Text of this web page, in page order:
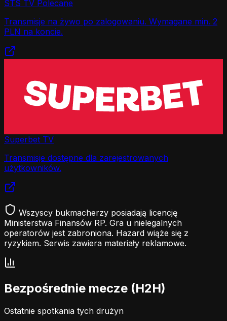
STS TV Polecane
Transmisje na żywo po zalogowaniu. Wymagane min. 2
PLN na koncie.
Superbet TV
Transmisje dostępne dla zarejestrowanych
użytkowników.
Wszyscy bukmacherzy posiadają licencję
Ministerstwa Finansów RP. Gra u nielegalnych
operatorów jest zabroniona. Hazard wiąże się z
ryzykiem. Serwis zawiera materiały reklamowe.
Bezpośrednie mecze (H2H)
Ostatnie spotkania tych drużyn